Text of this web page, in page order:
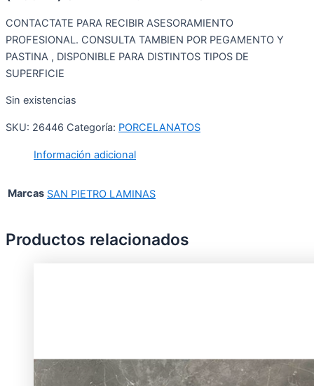
CONTACTATE PARA RECIBIR ASESORAMIENTO
PROFESIONAL. CONSULTA TAMBIEN POR PEGAMENTO Y
PASTINA , DISPONIBLE PARA DISTINTOS TIPOS DE
SUPERFICIE
Sin existencias
SKU: 26446 Categoría: PORCELANATOS
Información adicional
Marcas SAN PIETRO LAMINAS
Productos relacionados